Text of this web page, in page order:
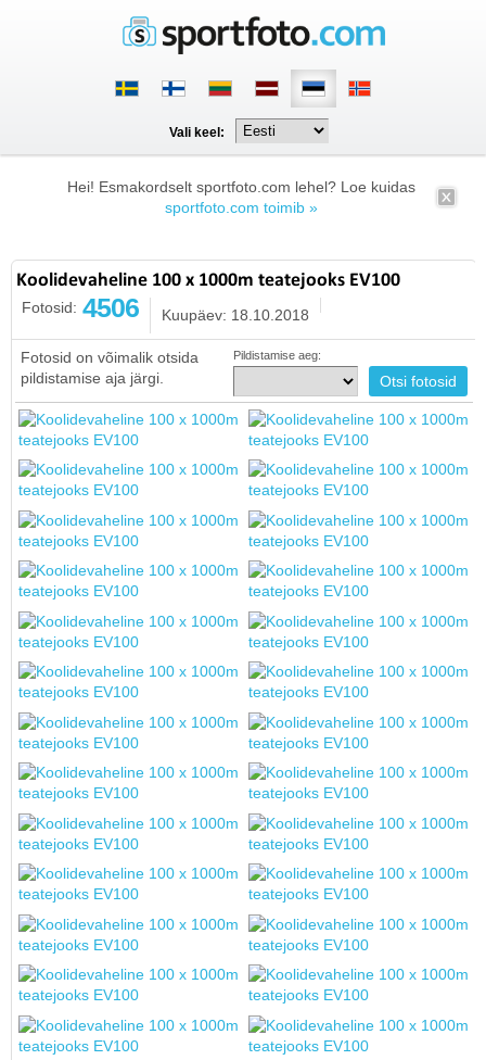
Vali keel:
Hei! Esmakordselt sportfoto.com lehel? Loe kuidas
sportfoto.com toimib »
Koolidevaheline 100 x 1000m teatejooks EV100
Fotosid: 4506 Kuupäev: 18.10.2018
Fotosid on võimalik otsida
pildistamise aja järgi.
Pildistamise aeg: